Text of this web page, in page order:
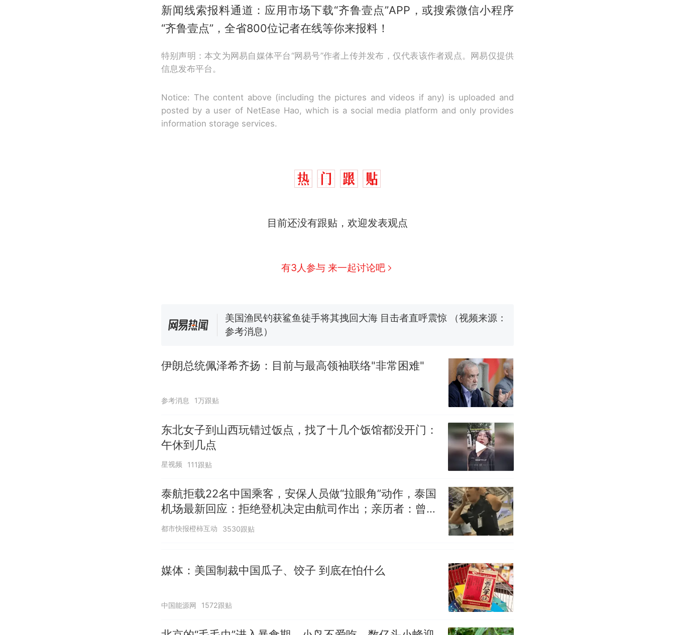
新闻线索报料通道：应用市场下载“齐鲁壹点”APP，或搜索微信小程序
“齐鲁壹点”，全省800位记者在线等你来报料！
特别声明：本文为网易自媒体平台“网易号”作者上传并发布，仅代表该作者观点。网易仅提供
信息发布平台。
Notice: The content above (including the pictures and videos if any) is uploaded and
posted by a user of NetEase Hao, which is a social media platform and only provides
information storage services.
目前还没有跟贴，欢迎发表观点
有3人参与 来一起讨论吧
费大厨“全国小炒肉大王”称号，仅凭视频评出？中国烹饪协会回
美国渔民钓获鲨鱼徒手将其拽回大海 目击者直呼震惊 （视频来源：
参考消息）
惊艳！字都飘起来了 博主在田间创作“悬浮字” 网友：真·裸眼3D！
伊朗总统佩泽希齐扬：目前与最高领袖联络"非常困难"
参考消息 1万跟贴
东北女子到山西玩错过饭点，找了十几个饭馆都没开门：
午休到几点
星视频 111跟贴
泰航拒载22名中国乘客，安保人员做“拉眼角”动作，泰国
机场最新回应：拒绝登机决定由航司作出；亲历者：曾承
诺免费改签但没兑现
都市快报橙柿互动 3530跟贴
媒体：美国制裁中国瓜子、饺子 到底在怕什么
中国能源网 1572跟贴